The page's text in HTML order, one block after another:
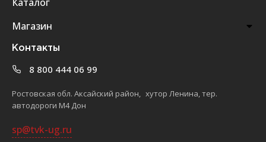
Магазин
Контакты
8 800 444 06 99
Ростовская обл. Аксайский район, хутор Ленина, тер.
автодороги М4 Дон
sp@tvk-ug.ru